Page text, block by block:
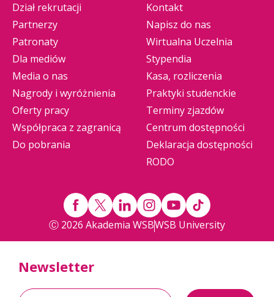
Dział rekrutacji
Partnerzy
Patronaty
Dla mediów
Media o nas
Nagrody i wyróżnienia
Oferty pracy
Współpraca z zagranicą
Do pobrania
Kontakt
Napisz do nas
Wirtualna Uczelnia
Stypendia
Kasa, rozliczenia
Praktyki studenckie
Terminy zjazdów
Centrum dostępności
Deklaracja dostępności
RODO
Ⓒ 2026 Akademia WSBWSB University
Newsletter